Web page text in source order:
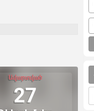
Ավարտված
27